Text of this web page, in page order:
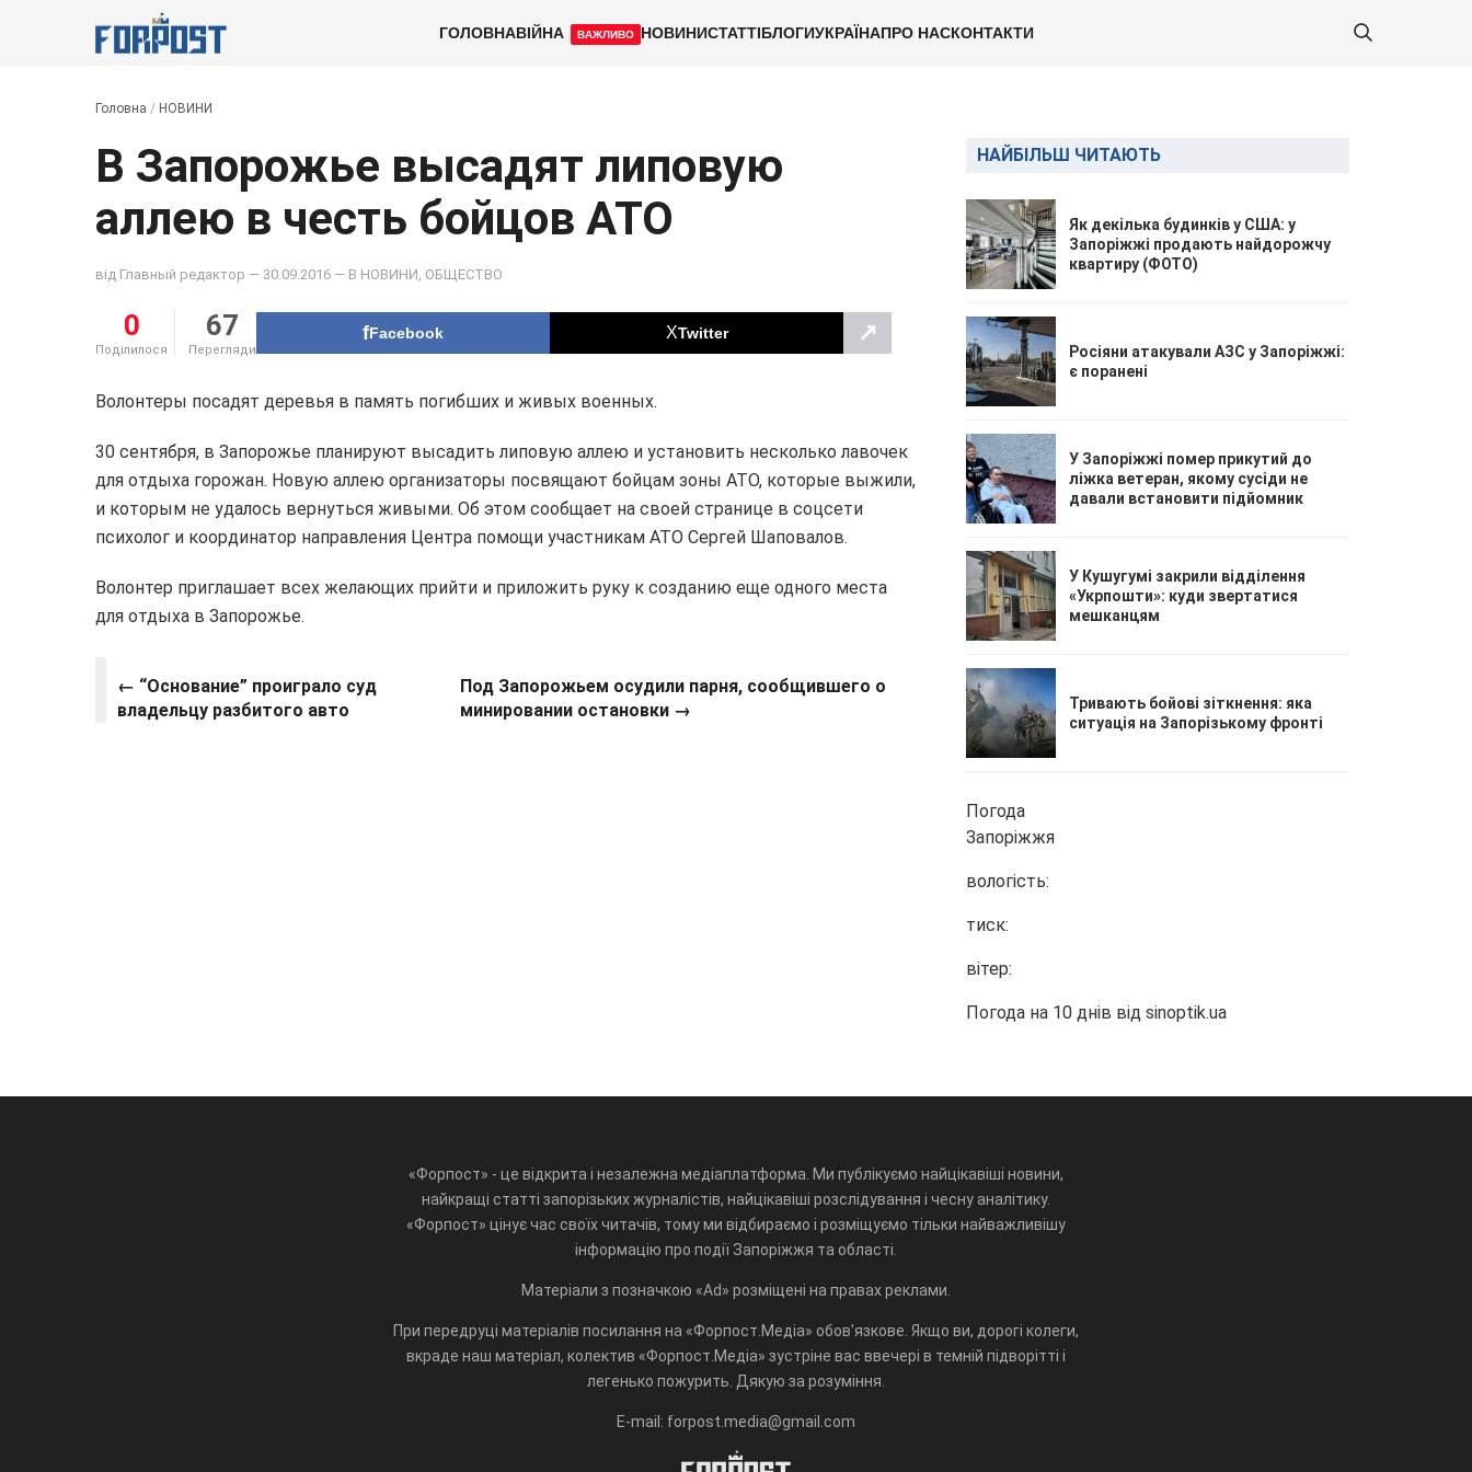
ГОЛОВНАВІЙНА ВАЖЛИВО НОВИНИСТАТТІБЛОГИУКРАЇНАПРО НАСКОНТАКТИ
Головна / НОВИНИ
В Запорожье высадят липовую
аллею в честь бойцов АТО
від Главный редактор — 30.09.2016 — В НОВИНИ ОБЩЕСТВО
0
Поділилося
67
Перегляди
Facebook Twitter ↗
Волонтеры посадят деревья в память погибших и живых военных.
30 сентября, в Запорожье планируют высадить липовую аллею и установить несколько лавочек
для отдыха горожан. Новую аллею организаторы посвящают бойцам зоны АТО, которые выжили,
и которым не удалось вернуться живыми. Об этом сообщает на своей странице в соцсети
психолог и координатор направления Центра помощи участникам АТО Сергей Шаповалов.
Волонтер приглашает всех желающих прийти и приложить руку к созданию еще одного места
для отдыха в Запорожье.
← “Основание” проиграло суд
владельцу разбитого авто
Под Запорожьем осудили парня, сообщившего о
минировании остановки →
НАЙБІЛЬШ ЧИТАЮТЬ
Як декілька будинків у США: у
Запоріжжі продають найдорожчу
квартиру (ФОТО)
Росіяни атакували АЗС у Запоріжжі:
є поранені
У Запоріжжі помер прикутий до
ліжка ветеран, якому сусіди не
давали встановити підйомник
У Кушугумі закрили відділення
«Укрпошти»: куди звертатися
мешканцям
Тривають бойові зіткнення: яка
ситуація на Запорізькому фронті
Погода
Запоріжжя
вологість:
тиск:
вітер:
Погода на 10 днів від sinoptik.ua
«Форпост» - це відкрита і незалежна медіаплатформа. Ми публікуємо найцікавіші новини,
найкращі статті запорізьких журналістів, найцікавіші розслідування і чесну аналітику.
«Форпост» цінує час своїх читачів, тому ми відбираємо і розміщуємо тільки найважливішу
інформацію про події Запоріжжя та області.
Матеріали з позначкою «Ad» розміщені на правах реклами.
При передруці матеріалів посилання на «Форпост.Медіа» обов'язкове. Якщо ви, дорогі колеги,
вкраде наш матеріал, колектив «Форпост.Медіа» зустріне вас ввечері в темній підворітті і
легенько пожурить. Дякую за розуміння.
E-mail: forpost.media@gmail.com